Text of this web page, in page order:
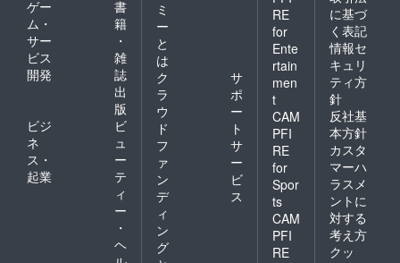
ゲー
ム・
サー
ビス
開発
書
籍
・
雑
誌
出
版
ビジ
ネ
ス・
起業
ビ
ュ
ー
テ
ィ
ー
・
ヘ
ミ
ー
と
は
ク
ラ
ウ
ド
フ
ァ
ン
デ
ィ
ン
グ
サ
ポ
ー
ト
サ
ー
ビ
ス
RE
for
Ente
rtain
men
t
CAM
PFI
RE
for
Spor
ts
CAM
PFI
RE
に基づ
く表記
情報セ
キュリ
ティ方
針
反社基
本方針
カスタ
マーハ
ラスメ
ントに
対する
考え方
クッ